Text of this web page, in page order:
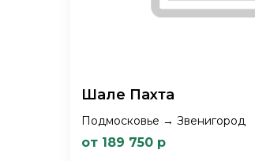
Шале Пахта
Подмосковье → Звенигород
от 189 750 р